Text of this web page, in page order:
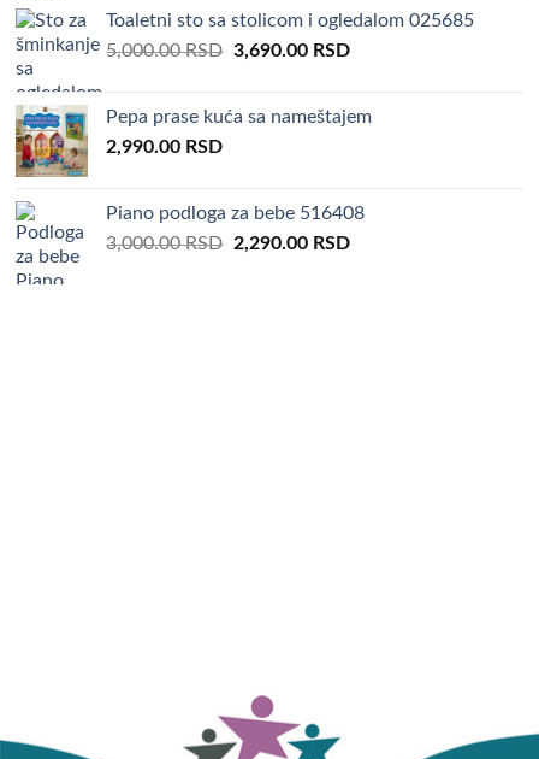
3,000.00 RSD.1,990.00 RSD.
Toaletni sto sa stolicom i ogledalom 025685
5,000.00RSD Original
5,000.00 RSD.
3,690.00 RSDCurrent
3,690.00 RSD.
Pepa prase kuća sa nameštajem
2,990.00 RSD
Piano podloga za bebe 516408
3,000.00RSD Original
2,290.00 RSDCurrent